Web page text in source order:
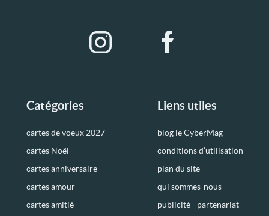
Catégories
cartes de voeux 2027
cartes Noël
cartes anniversaire
cartes amour
cartes amitié
Liens utiles
blog le CyberMag
conditions d’utilisation
plan du site
qui sommes-nous
publicité - partenariat